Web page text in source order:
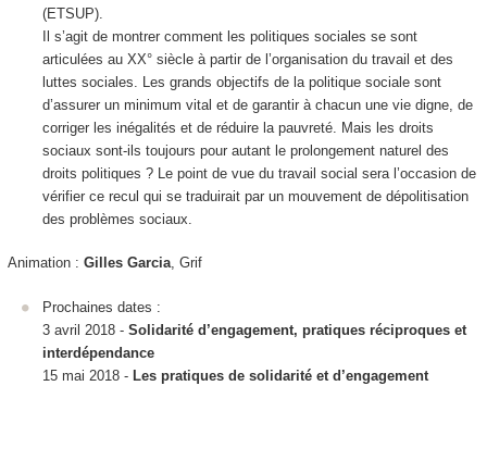
(ETSUP).
Il s’agit de montrer comment les politiques sociales se sont
articulées au XX° siècle à partir de l’organisation du travail et des
luttes sociales. Les grands objectifs de la politique sociale sont
d’assurer un minimum vital et de garantir à chacun une vie digne, de
corriger les inégalités et de réduire la pauvreté. Mais les droits
sociaux sont-ils toujours pour autant le prolongement naturel des
droits politiques ? Le point de vue du travail social sera l’occasion de
vérifier ce recul qui se traduirait par un mouvement de dépolitisation
des problèmes sociaux.
Animation : Gilles Garcia, Grif
Prochaines dates :
3 avril 2018 - Solidarité d’engagement, pratiques réciproques et
interdépendance
15 mai 2018 - Les pratiques de solidarité et d’engagement